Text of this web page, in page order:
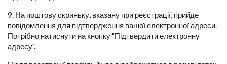
9. На поштову скриньку, вказану при реєстрації, прийде
повідомлення для підтвердження вашої електронної адреси.
Потрібно натиснути на кнопку "Підтвердити електронну
адресу".